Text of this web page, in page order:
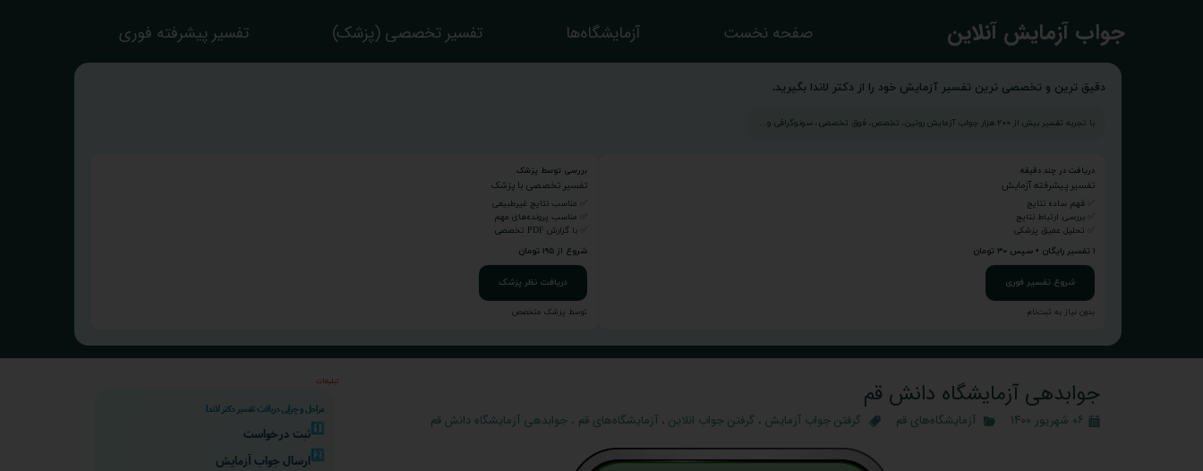
​جواب آزمایش آنلاین صفحه نخست آزمایشگاه‌ها تفسیر تخصصی (پزشک) تفسیر پیشرفته فوری
دقیق ترین و تخصصی ترین تفسیر آزمایش خود را از دکتر لاندا بگیرید.
با تجربه تفسیر بیش از ۲۰۰ هزار جواب آزمایش روتین، تخصص، فوق تخصصی، سونوگرافی و...
دریافت در چند دقیقه
تفسیر پیشرفته آزمایش
✅ فهم ساده نتایج
✅ بررسی ارتباط نتایج
✅ تحلیل عمیق پزشکی
۱ تفسیر رایگان • سپس ۳۰ تومان
شروع تفسیر فوری
بدون نیاز به ثبت‌نام
بررسی توسط پزشک
تفسیر تخصصی با پزشک
✅ مناسب نتایج غیرطبیعی
✅ مناسب پرونده‌های مهم
✅ با گزارش PDF تخصصی
شروع از ۱۹۵ تومان
دریافت نظر پزشک
توسط پزشک متخصص
جوابدهی آزمایشگاه دانش قم
۰۶ شهریور ۱۴۰۰ آزمایشگاه‌های قم گرفتن جواب آزمایش ، گرفتن جواب انلاین ،آزمایشگاه‌های قم ،جوابدهی آزمایشگاه دانش قم
تبلیغات
مراحل و چرایی دریافت تفسیر دکتر لاندا
1️⃣ثبت درخواست
2️⃣ ارسال جواب آزمایش